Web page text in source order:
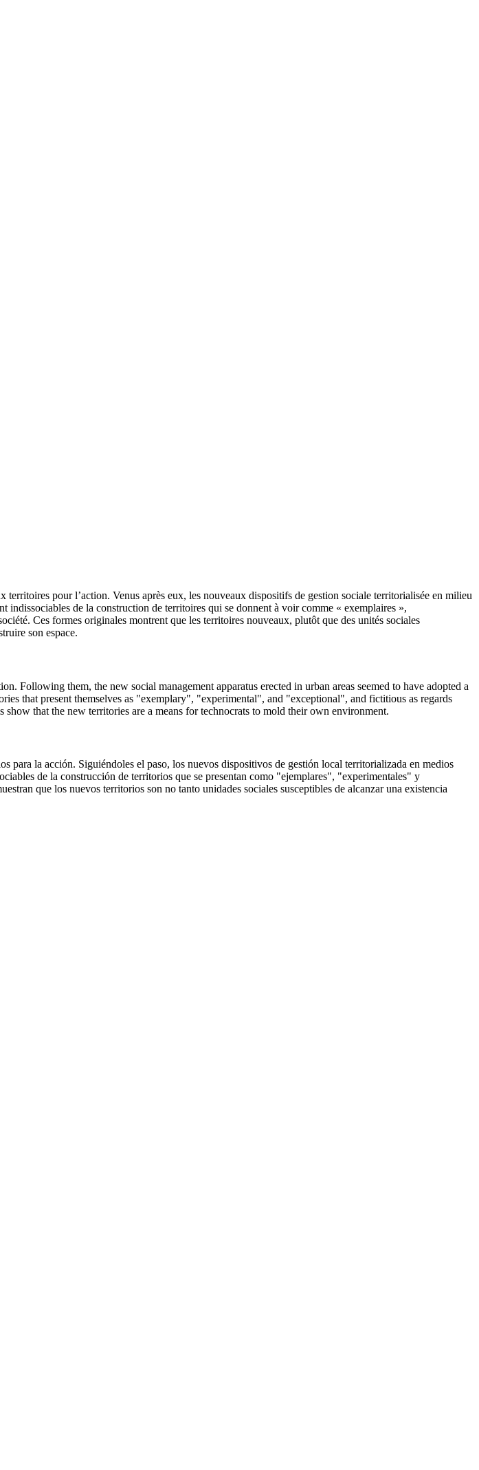
pour l’action. Venus après eux, les nouveaux dispositifs de gestion sociale territorialisée en milieu
de la construction de territoires qui se donnent à voir comme « exemplaires »,
Ces formes originales montrent que les territoires nouveaux, plutôt que des unités sociales
son espace.
Following them, the new social management apparatus erected in urban areas seemed to have adopted a
that present themselves as "exemplary", "experimental", and "exceptional", and fictitious as regards
that the new territories are a means for technocrats to mold their own environment.
para la acción. Siguiéndoles el paso, los nuevos dispositivos de gestión local territorializada en medios
de la construcción de territorios que se presentan como "ejemplares", "experimentales" y
que los nuevos territorios son no tanto unidades sociales susceptibles de alcanzar una existencia